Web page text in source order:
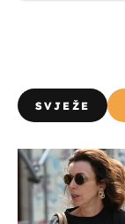
SVJEŽE